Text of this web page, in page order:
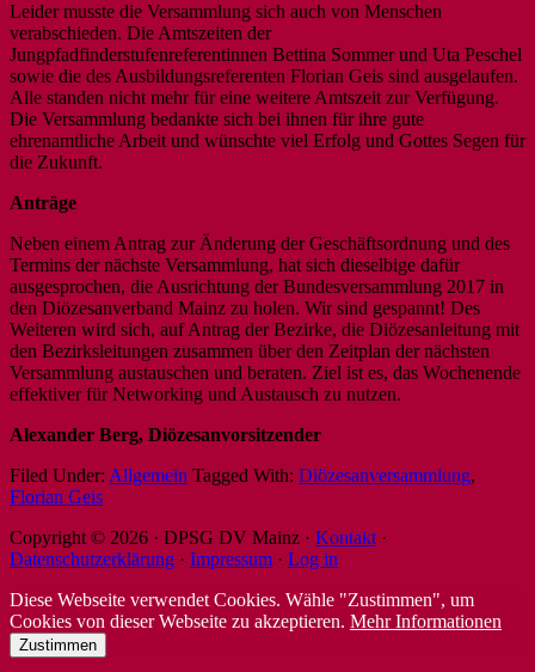
Leider musste die Versammlung sich auch von Menschen
verabschieden. Die Amtszeiten der
Jungpfadfinderstufenreferentinnen Bettina Sommer und Uta Peschel
sowie die des Ausbildungsreferenten Florian Geis sind ausgelaufen.
Alle standen nicht mehr für eine weitere Amtszeit zur Verfügung.
Die Versammlung bedankte sich bei ihnen für ihre gute
ehrenamtliche Arbeit und wünschte viel Erfolg und Gottes Segen für
die Zukunft.
Anträge
Neben einem Antrag zur Änderung der Geschäftsordnung und des
Termins der nächste Versammlung, hat sich dieselbige dafür
ausgesprochen, die Ausrichtung der Bundesversammlung 2017 in
den Diözesanverband Mainz zu holen. Wir sind gespannt! Des
Weiteren wird sich, auf Antrag der Bezirke, die Diözesanleitung mit
den Bezirksleitungen zusammen über den Zeitplan der nächsten
Versammlung austauschen und beraten. Ziel ist es, das Wochenende
effektiver für Networking und Austausch zu nutzen.
Alexander Berg, Diözesanvorsitzender
Filed Under: Allgemein Tagged With: Diözesanversammlung,
Florian Geis
Copyright © 2026 · DPSG DV Mainz · Kontakt ·
Datenschutzerklärung · Impressum · Log in
Diese Webseite verwendet Cookies. Wähle "Zustimmen", um
Cookies von dieser Webseite zu akzeptieren. Mehr Informationen
Zustimmen